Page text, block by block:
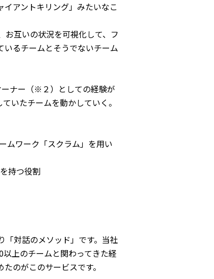
アントキリング」みたいなこ
お互いの状況を可視化して、フ
いるチームとそうでないチーム
ナー（※２）としての経験が
いたチームを動かしていく。
ムワーク「スクラム」を用い
持つ役割
「対話のメソッド」です。当社
上のチームと関わってきた経
のがこのサービスです。